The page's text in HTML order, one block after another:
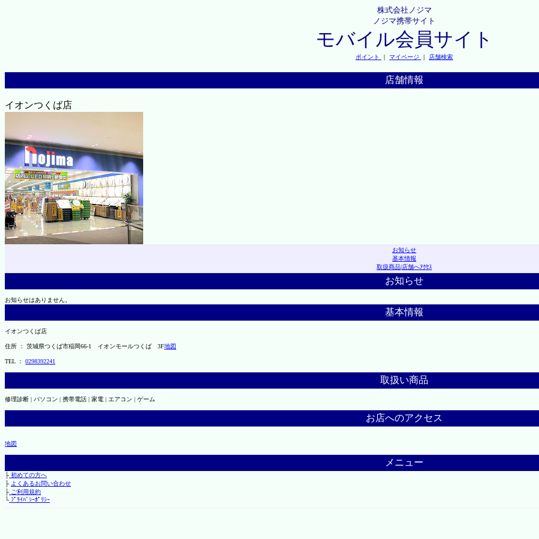
株式会社ノジマ
ノジマ携帯サイト
モバイル会員サイト
ポイント ｜ マイページ ｜ 店舗検索
店舗情報
イオンつくば店
お知らせ
基本情報
取扱商品|店舗へｱｸｾｽ
お知らせ
お知らせはありません。
基本情報
イオンつくば店
住所 ： 茨城県つくば市稲岡66-1 イオンモールつくば 3F地図
TEL ： 0298392241
取扱い商品
修理診断 | パソコン | 携帯電話 | 家電 | エアコン | ゲーム
お店へのアクセス
地図
メニュー
├初めての方へ
├ よくあるお問い合わせ
├ご利用規約
└ﾌﾟﾗｲﾊﾞｼｰﾎﾟﾘｼｰ